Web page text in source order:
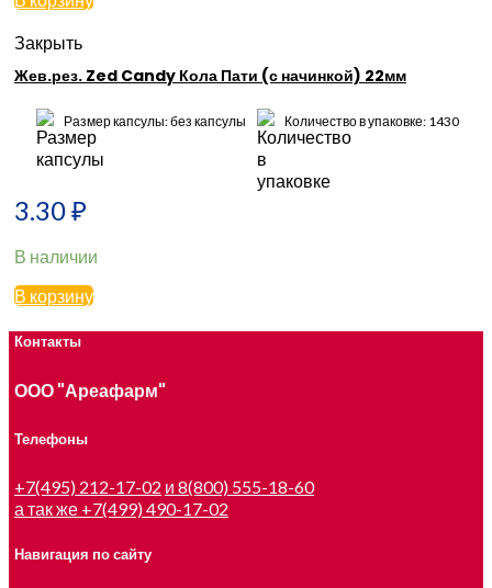
Закрыть
Жев.рез. Zed Candy Кола Пати (с начинкой) 22мм
Размер капсулы: без капсулы Количество в упаковке: 1430
3.30₽
В наличии
В корзину
Контакты
ООО "Ареафарм"
Телефоны
+7(495) 212-17-02 и 8(800) 555-18-60
а так же +7(499) 490-17-02
Навигация по сайту